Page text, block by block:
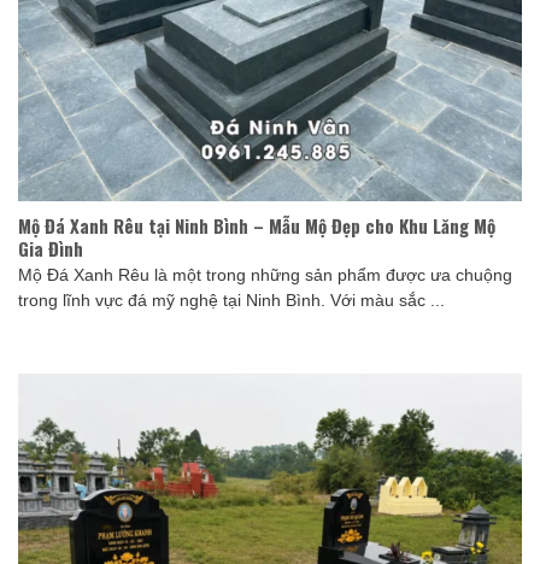
Mộ Đá Xanh Rêu tại Ninh Bình – Mẫu Mộ Đẹp cho Khu Lăng Mộ
Gia Đình
Mộ Đá Xanh Rêu là một trong những sản phẩm được ưa chuộng
trong lĩnh vực đá mỹ nghệ tại Ninh Bình. Với màu sắc ...